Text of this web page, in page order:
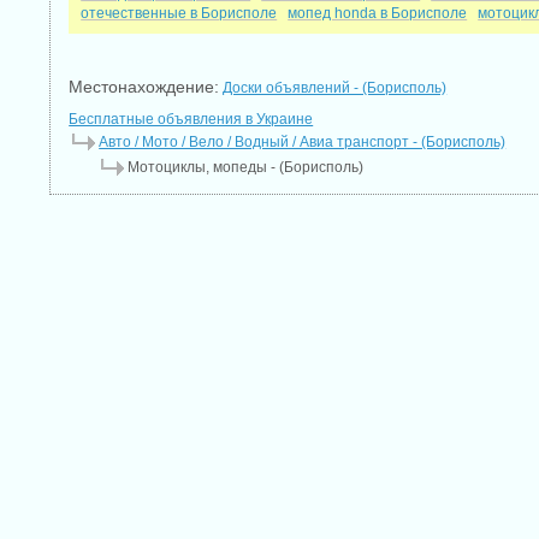
отечественные в Борисполе
мопед honda в Борисполе
Местонахождение: Доски объявлений - (Борисполь)
Бесплатные объявления в Украине
Авто / Мото / Вело / Водный / Авиа транспорт - (Борисполь)
Мотоциклы, мопеды - (Борисполь)